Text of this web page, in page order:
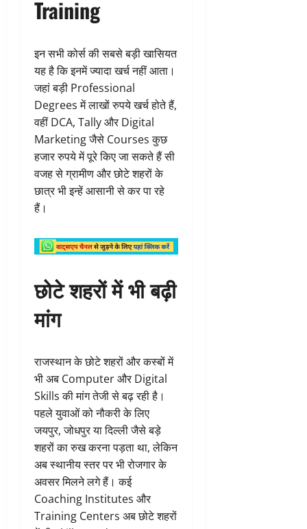
Training
इन सभी कोर्स की सबसे बड़ी खासियत
यह है कि इनमें ज्यादा खर्च नहीं आता।
जहां बड़ी Professional
Degrees में लाखों रुपये खर्च होते हैं,
वहीं DCA, Tally और Digital
Marketing जैसे Courses कुछ
हजार रुपये में पूरे किए जा सकते हैं सी
वजह से ग्रामीण और छोटे शहरों के
छात्र भी इन्हें आसानी से कर पा रहे
हैं।
छोटे शहरों में भी बढ़ी
मांग
राजस्थान के छोटे शहरों और कस्बों में
भी अब Computer और Digital
Skills की मांग तेजी से बढ़ रही है।
पहले युवाओं को नौकरी के लिए
जयपुर, जोधपुर या दिल्ली जैसे बड़े
शहरों का रुख करना पड़ता था, लेकिन
अब स्थानीय स्तर पर भी रोजगार के
अवसर मिलने लगे हैं। कई
Coaching Institutes और
Training Centers अब छोटे शहरों